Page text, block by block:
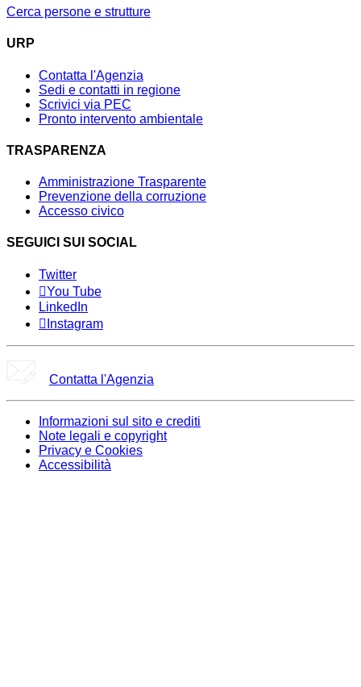
Cerca persone e strutture
URP
Contatta l'Agenzia
Sedi e contatti in regione
Scrivici via PEC
Pronto intervento ambientale
TRASPARENZA
Amministrazione Trasparente
Prevenzione della corruzione
Accesso civico
SEGUICI SUI SOCIAL
Twitter
You Tube
LinkedIn
Instagram
Contatta l'Agenzia
Informazioni sul sito e crediti
Note legali e copyright
Privacy e Cookies
Accessibilità